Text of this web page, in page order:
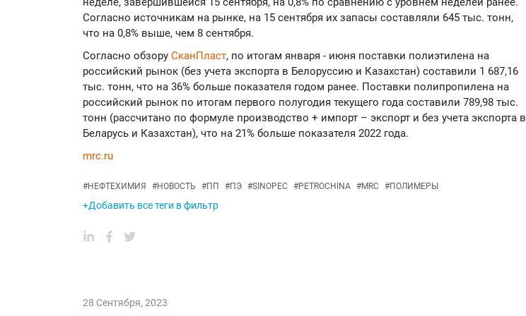
Согласно источникам на рынке, на 15 сентября их запасы составляли 645 тыс. тонн,
что на 0,8% выше, чем 8 сентября.
Согласно обзору СканПласт, по итогам января - июня поставки полиэтилена на
российский рынок (без учета экспорта в Белоруссию и Казахстан) составили 1 687,16
тыс. тонн, что на 36% больше показателя годом ранее. Поставки полипропилена на
российский рынок по итогам первого полугодия текущего года составили 789,98 тыс.
тонн (рассчитано по формуле производство + импорт – экспорт и без учета экспорта в
Беларусь и Казахстан), что на 21% больше показателя 2022 года.
mrc.ru
#НЕФТЕХИМИЯ #НОВОСТЬ #ПП #ПЭ #SINOPEC #PETROCHINA #MRC #ПОЛИМЕРЫ
+Добавить все теги в фильтр
28 Сентября, 2023